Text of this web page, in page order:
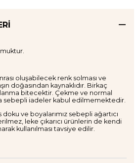
oluşabilecek renk solması ve
doğasından kaynaklıdır. Birkaç
bitecektir. Çekme ve normal
sebepli iadeler kabul edilmemektedir.
ve boyalarımız sebepli ağartıcı
leke çıkarıcı ürünlerin de kendi
kullanılması tavsiye edilir.